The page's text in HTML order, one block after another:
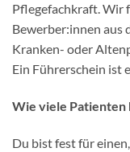
Pflegefachkraft. Wir
Bewerber:innen aus
Kranken- oder
Ein Führerschein ist
Wie viele Patienten
Du bist fest für